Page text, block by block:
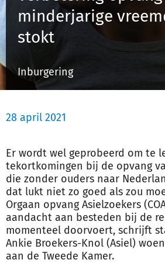
minderjarige
stokt
Inburgering
28 april 2021
Er wordt wel geprobeerd om te
tekortkomingen bij de opvang
die zonder ouders naar
dat lukt niet zo goed als zou
Orgaan opvang Asielzoekers
aandacht aan besteden bij de
momenteel doorvoert, schrijft
Ankie Broekers-Knol (Asiel)
aan de Tweede Kamer.